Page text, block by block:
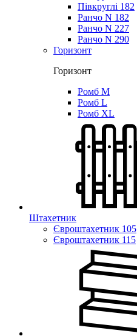
Півкруглі 182
Ранчо N 182
Ранчо N 227
Ранчо N 290
Горизонт
Горизонт
Ромб M
Ромб L
Ромб XL
Штахетник
Євроштахетник 105
Євроштахетник 115